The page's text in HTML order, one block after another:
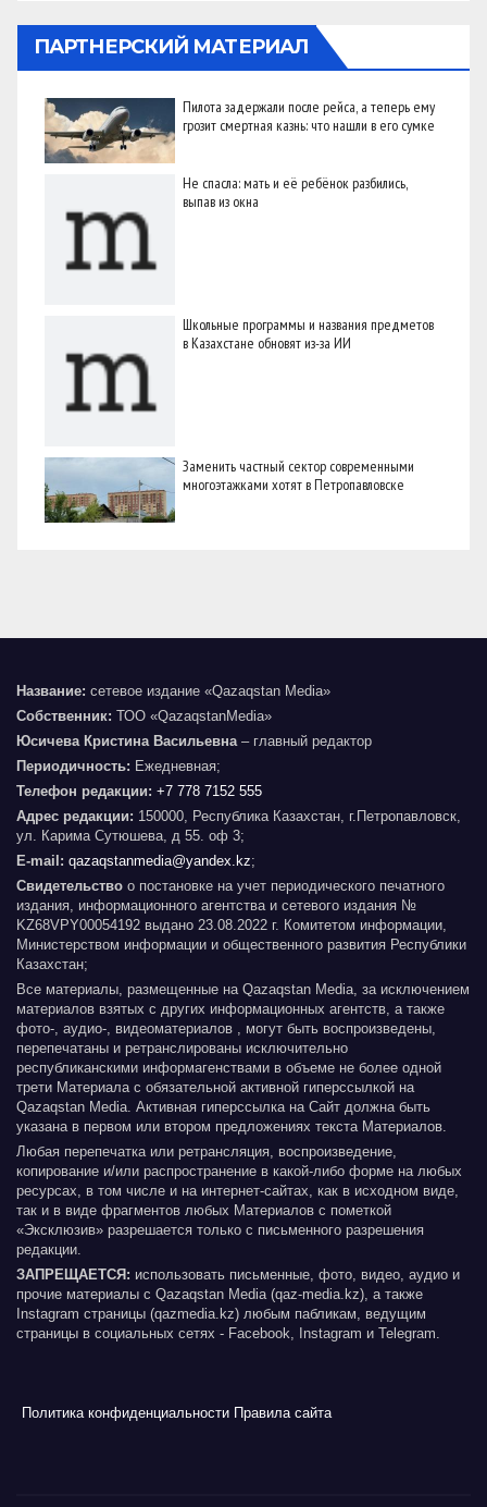
ПАРТНЕРСКИЙ МАТЕРИАЛ
Пилота задержали после рейса, а теперь ему
грозит смертная казнь: что нашли в его сумке
Не спасла: мать и её ребёнок разбились,
выпав из окна
Школьные программы и названия предметов
в Казахстане обновят из-за ИИ
Заменить частный сектор современными
многоэтажками хотят в Петропавловске
Название: сетевое издание «Qazaqstan Media»
Собственник: ТОО «QazaqstanMedia»
Юсичева Кристина Васильевна – главный редактор
Периодичность: Ежедневная;
Телефон редакции: +7 778 7152 555
Адрес редакции: 150000, Республика Казахстан, г.Петропавловск,
ул. Карима Сутюшева, д 55. оф 3;
E-mail: qazaqstanmedia@yandex.kz;
Свидетельство о постановке на учет периодического печатного
издания, информационного агентства и сетевого издания №
KZ68VPY00054192 выдано 23.08.2022 г. Комитетом информации,
Министерством информации и общественного развития Республики
Казахстан;
Все материалы, размещенные на Qazaqstan Media, за исключением
материалов взятых с других информационных агентств, а также
фото-, аудио-, видеоматериалов , могут быть воспроизведены,
перепечатаны и ретранслированы исключительно
республиканскими информагенствами в объеме не более одной
трети Материала с обязательной активной гиперссылкой на
Qazaqstan Media. Активная гиперссылка на Сайт должна быть
указана в первом или втором предложениях текста Материалов.
Любая перепечатка или ретрансляция, воспроизведение,
копирование и/или распространение в какой-либо форме на любых
ресурсах, в том числе и на интернет-сайтах, как в исходном виде,
так и в виде фрагментов любых Материалов с пометкой
«Эксклюзив» разрешается только с письменного разрешения
редакции.
ЗАПРЕЩАЕТСЯ: использовать письменные, фото, видео, аудио и
прочие материалы с Qazaqstan Media (qaz-media.kz), а также
Instagram страницы (qazmedia.kz) любым пабликам, ведущим
страницы в социальных сетях - Facebook, Instagram и Telegram.
Политика конфиденциальности Правила сайта